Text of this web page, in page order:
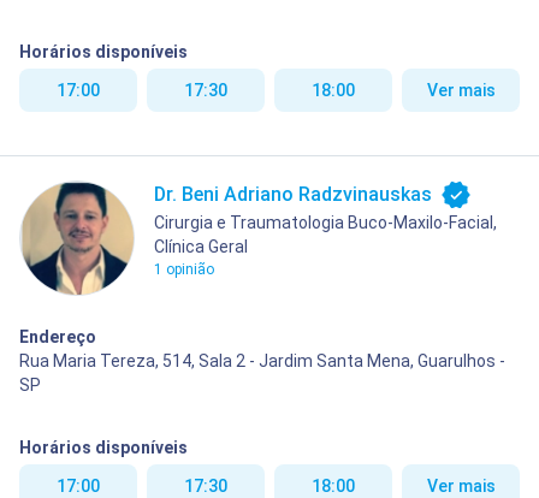
Horários disponíveis
17:00
17:30 18:00 Ver mais
Dr. Beni Adriano Radzvinauskas
Cirurgia e Traumatologia Buco-Maxilo-Facial,
Clínica Geral
1 opinião
Endereço
Rua Maria Tereza, 514, Sala 2 - Jardim Santa Mena, Guarulhos -
SP
Horários disponíveis
17:00
17:30 18:00 Ver mais